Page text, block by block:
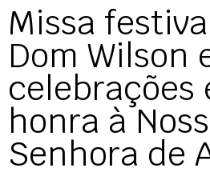
Missa
Dom Wilson
celebrações
honra à
Senhora de